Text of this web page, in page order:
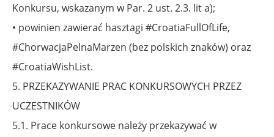
Konkursu, wskazanym w Par. 2 ust. 2.3. lit a);
• powinien zawierać hasztagi #CroatiaFullOfLife,
#ChorwacjaPelnaMarzen (bez polskich znaków) oraz
#CroatiaWishList.
5. PRZEKAZYWANIE PRAC KONKURSOWYCH PRZEZ
UCZESTNIKÓW
5.1. Prace konkursowe należy przekazywać w